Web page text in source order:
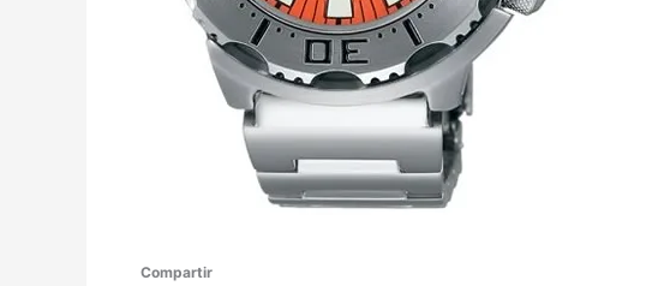
Compartir